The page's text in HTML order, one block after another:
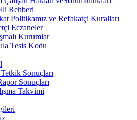
Rehberi
Politikamız ve Refakatçi Kuralları
Eczaneler
Kurumlar
Tesis Kodu
Sonuçları
Sonuçları
Takvimi